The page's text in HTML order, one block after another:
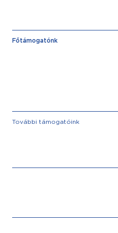
Főtámogatónk
További támogatóink